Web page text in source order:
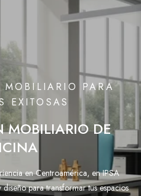
MOBILIARIO PARA
EXITOSAS
MOBILIARIO DE
en Centroamérica, en IPSA
para transformar tus espacios